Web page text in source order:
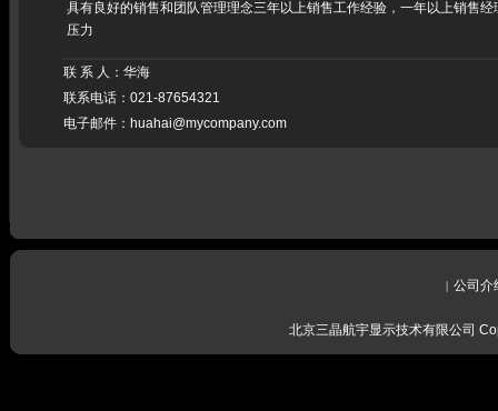
具有良好的销售和团队管理理念三年以上销售工作经验，一年以上销售
压力
联 系 人：华海
联系电话：021-87654321
电子邮件：huahai@mycompany.com
北京三晶航宇显示技术有限公司
| 公司介